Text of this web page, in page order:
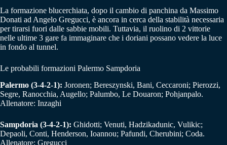
La formazione blucerchiata, dopo il cambio di panchina da Massimo
Donati ad Angelo Gregucci, è ancora in cerca della stabilità necessaria
per tirarsi fuori dalle sabbie mobili. Tuttavia, il ruolino di 2 vittorie
nelle ultime 3 gare fa immaginare che i doriani possano vedere la luce
in fondo al tunnel.
Le probabili formazioni Palermo Sampdoria
Palermo (3-4-2-1): Joronen; Bereszynski, Bani, Ceccaroni; Pierozzi,
Segre, Ranocchia, Augello; Palumbo, Le Douaron; Pohjanpalo.
Allenatore: Inzaghi
Sampdoria (3-4-2-1): Ghidotti; Venuti, Hadzikadunic, Vulikic;
Depaoli, Conti, Henderson, Ioannou; Pafundi, Cherubini; Coda.
Allenatore: Gregucci